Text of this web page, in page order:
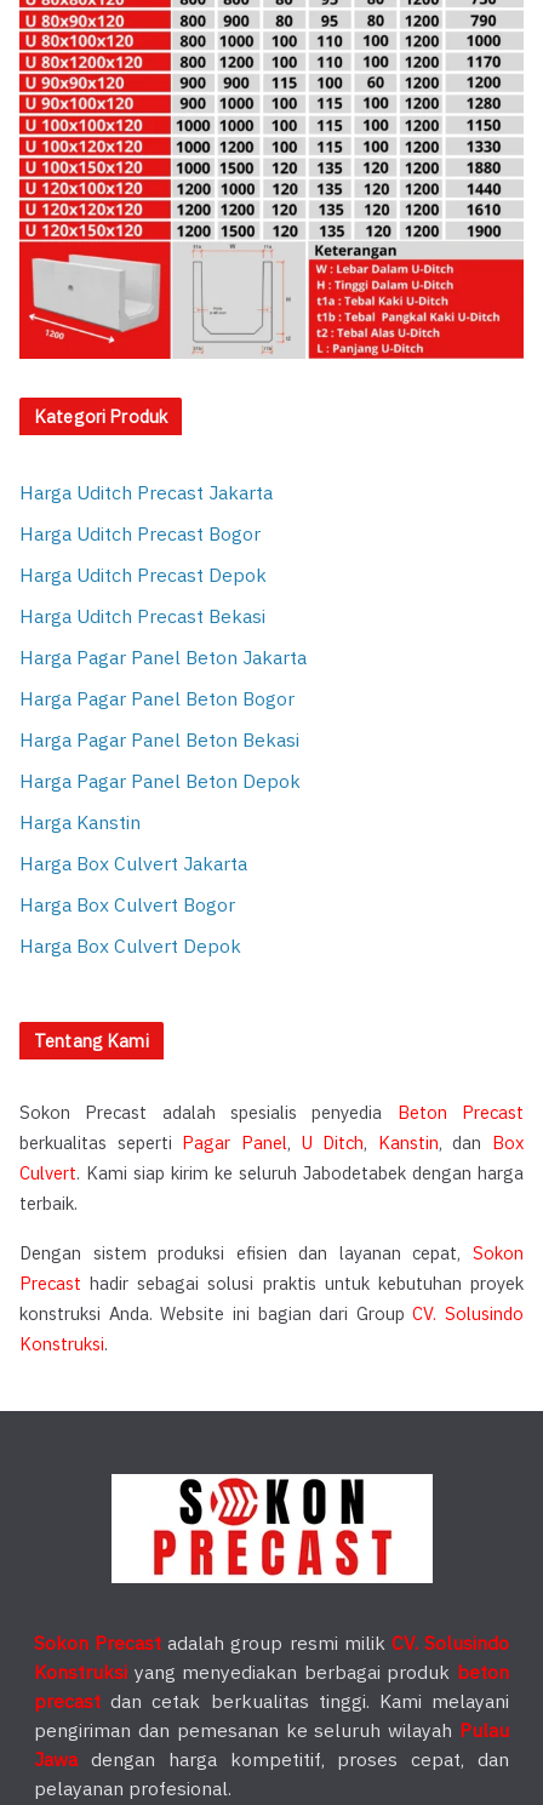
Kategori Produk
Harga Uditch Precast Jakarta
Harga Uditch Precast Bogor
Harga Uditch Precast Depok
Harga Uditch Precast Bekasi
Harga Pagar Panel Beton Jakarta
Harga Pagar Panel Beton Bogor
Harga Pagar Panel Beton Bekasi
Harga Pagar Panel Beton Depok
Harga Kanstin
Harga Box Culvert Jakarta
Harga Box Culvert Bogor
Harga Box Culvert Depok
Tentang Kami
Sokon Precast adalah spesialis penyedia Beton Precast
berkualitas seperti Pagar Panel, U Ditch, Kanstin, dan Box
Culvert. Kami siap kirim ke seluruh Jabodetabek dengan harga
terbaik.
Dengan sistem produksi efisien dan layanan cepat, Sokon
Precast hadir sebagai solusi praktis untuk kebutuhan proyek
konstruksi Anda. Website ini bagian dari GroupCV. Solusindo
Konstruksi.
Sokon Precast adalah group resmi milik CV. Solusindo
Konstruksi yang menyediakan berbagai produk beton
precast dan cetak berkualitas tinggi. Kami melayani
pengiriman dan pemesanan ke seluruh wilayah Pulau
Jawadengan harga kompetitif, proses cepat, dan
pelayanan profesional.